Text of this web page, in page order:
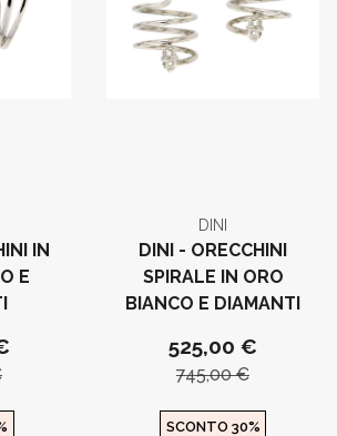
IN
E
DINI
DINI - ORECCHINI
SPIRALE IN ORO
BIANCO E DIAMANTI
525,00 €
745,00 €
SCONTO 30%